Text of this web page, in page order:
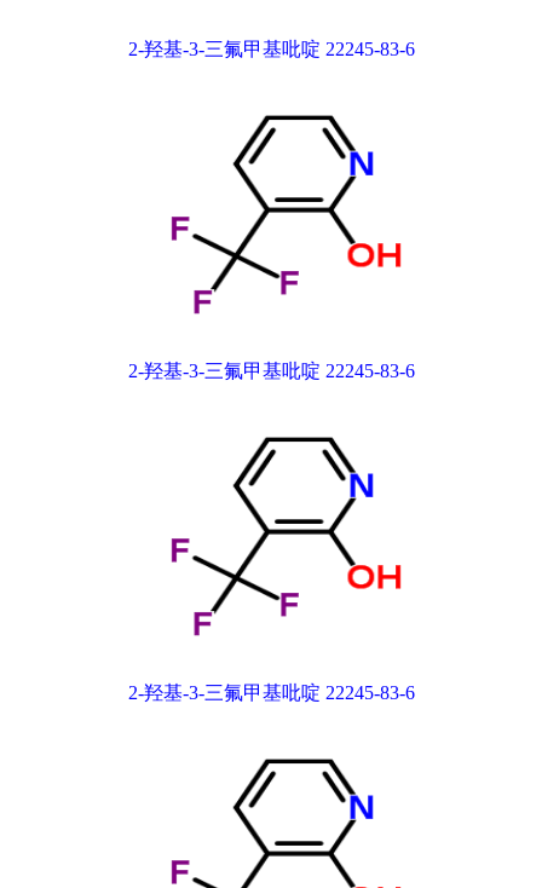
2-羟基-3-三氟甲基吡啶 22245-83-6
2-羟基-3-三氟甲基吡啶 22245-83-6
2-羟基-3-三氟甲基吡啶 22245-83-6